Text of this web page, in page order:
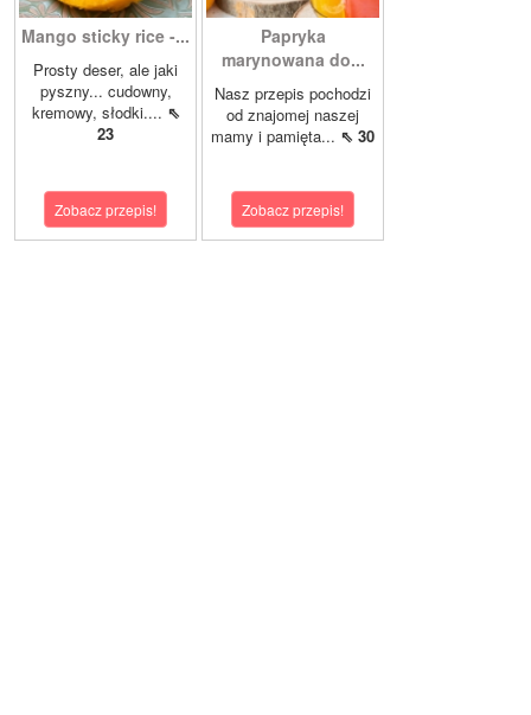
Mango sticky rice -...
Prosty deser, ale jaki
pyszny... cudowny,
kremowy, słodki.... ⇖
23
Zobacz przepis!
Papryka
marynowana do...
Nasz przepis pochodzi
od znajomej naszej
mamy i pamięta... ⇖ 30
Zobacz przepis!